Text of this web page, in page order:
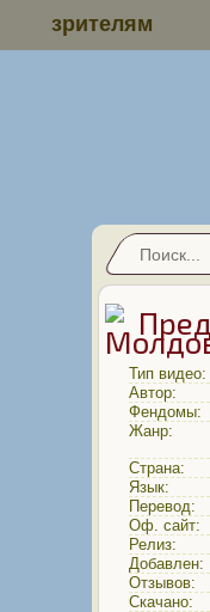
зрителям
Тип видео:
Автор:
Фендомы:
Жанр:
Страна:
Язык:
Перевод:
Оф. сайт:
Релиз:
Добавлен:
Отзывов:
Скачано: